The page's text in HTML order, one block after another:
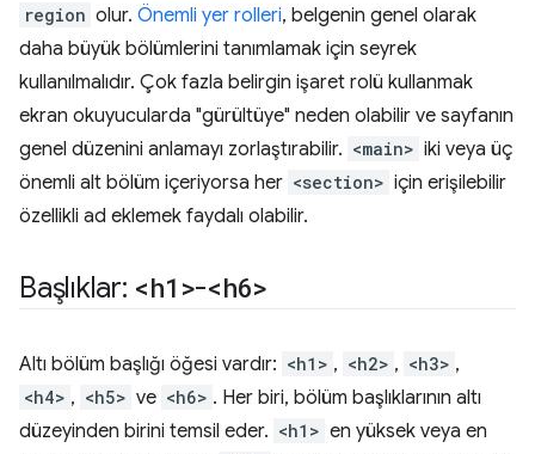
region olur. Önemli yer rolleri, belgenin genel olarak
daha büyük bölümlerini tanımlamak için seyrek
kullanılmalıdır. Çok fazla belirgin işaret rolü kullanmak
ekran okuyucularda "gürültüye" neden olabilir ve sayfanın
genel düzenini anlamayı zorlaştırabilir. <main> iki veya üç
önemli alt bölüm içeriyorsa her <section> için erişilebilir
özellikli ad eklemek faydalı olabilir.
Başlıklar: <h1>-<h6>
Altı bölüm başlığı öğesi vardır: <h1> , <h2> , <h3> ,
<h4> , <h5> ve <h6> . Her biri, bölüm başlıklarının altı
düzeyinden birini temsil eder. <h1> en yüksek veya en